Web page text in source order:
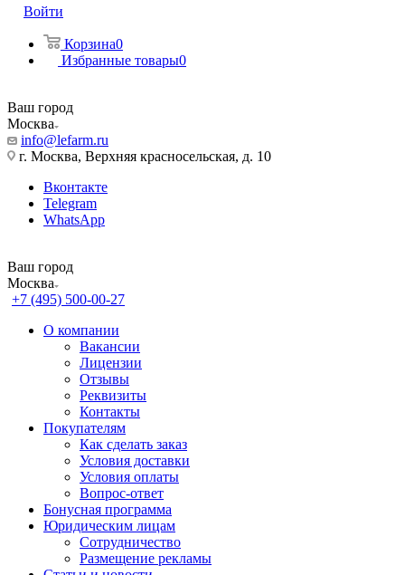
Войти
Корзина0
Избранные товары0
Ваш город
Москва
info@lefarm.ru
г. Москва, Верхняя красносельская, д. 10
Вконтакте
Telegram
WhatsApp
Ваш город
Москва
+7 (495) 500-00-27
О компании
Вакансии
Лицензии
Отзывы
Реквизиты
Контакты
Покупателям
Как сделать заказ
Условия доставки
Условия оплаты
Вопрос-ответ
Бонусная программа
Юридическим лицам
Сотрудничество
Размещение рекламы